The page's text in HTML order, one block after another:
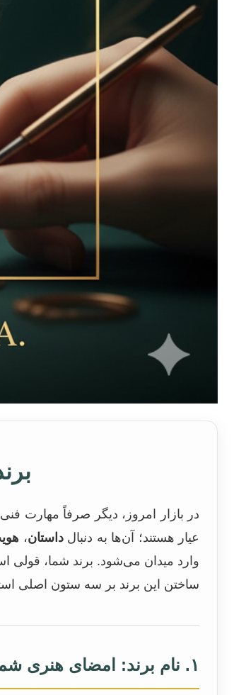
در بازار امروز، دیگر صرفاً مهارت
عیار هستند؛ آن‌ها به دنبالداستان،
وارد میدان می‌شود. برند شما،
ساختن این برند بر سه ستون اصلی
۱. نام برند: امضای هنری شما